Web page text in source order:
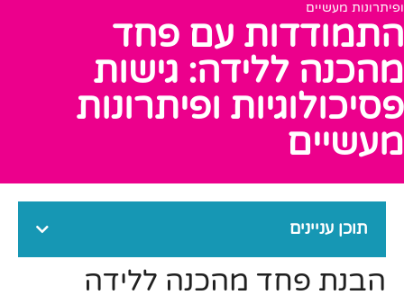
ופיתרונות מעשיים
התמודדות עם פחד
מהכנה ללידה: גישות
פסיכולוגיות ופיתרונות
מעשיים
תוכן עניינים
הבנת פחד מהכנה ללידה